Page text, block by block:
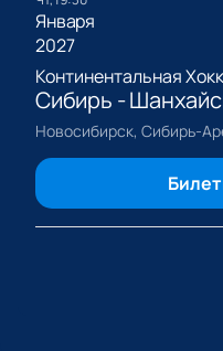
Января
2027
Континентальная
Сибирь -
Новосибирск, Сибирь-